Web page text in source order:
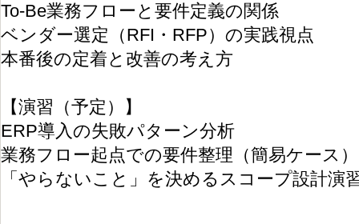
To-Be業務フローと要件定義の関係
ベンダー選定（RFI・RFP）の実践視点
本番後の定着と改善の考え方
【演習（予定）】
ERP導入の失敗パターン分析
業務フロー起点での要件整理（簡易ケース
「やらないこと」を決めるスコープ設計演